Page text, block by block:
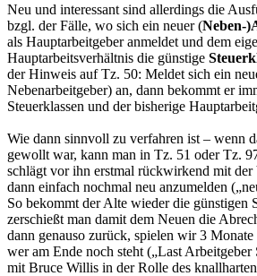
Neu und interessant sind allerdings die
bzgl. der Fälle, wo sich ein neuer (Neben-
als Hauptarbeitgeber anmeldet und dem
Hauptarbeitsverhältnis die günstige
der Hinweis auf Tz. 50: Meldet sich ein
Nebenarbeitgeber) an, dann bekommt er
Steuerklassen und der bisherige
Wie dann sinnvoll zu verfahren ist – wenn
gewollt war, kann man in Tz. 51 oder Tz.
schlägt vor ihn erstmal rückwirkend mit
dann einfach nochmal neu anzumelden
So bekommt der Alte wieder die günstigen
zerschießt man damit dem Neuen die
dann genauso zurück, spielen wir 3
wer am Ende noch steht („Last Arbeitgeber
mit Bruce Willis in der Rolle des